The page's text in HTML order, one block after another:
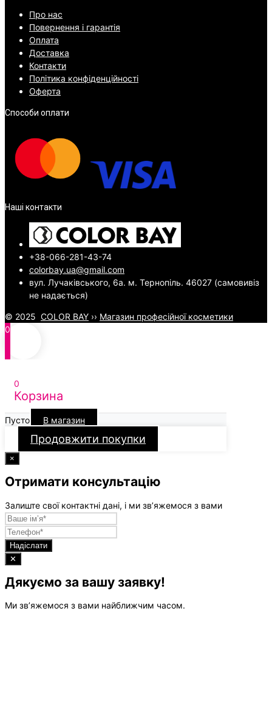
Про нас
Повернення і гарантія
Оплата
Доставка
Контакти
Політика конфіденційності
Оферта
Способи оплати
Наші контакти
+38-066-281-43-74
colorbay.ua@gmail.com
вул. Лучаківського, 6а. м. Тернопіль. 46027 (самовивіз
не надається)
© 2025 COLOR BAY ›› Магазин професійної косметики
0
0
Корзина
Пусто В магазин
Продовжити покупки
×
Отримати консультацію
Залиште свої контактні дані, і ми зв’яжемося з вами
Надіслати
✕
Дякуємо за вашу заявку!
Ми зв’яжемося з вами найближчим часом.